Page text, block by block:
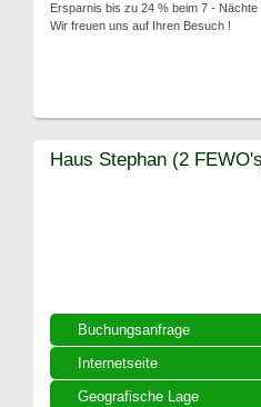
Ersparnis bis zu 24 % beim 7 - Nächte
Wir freuen uns auf Ihren Besuch !
Buchungsanfrage
Internetseite
Geografische Lage
Haus Stephan (2